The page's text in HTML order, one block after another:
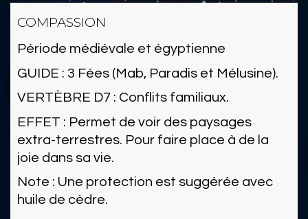
COMPASSION
Période médiévale et égyptienne
GUIDE : 3 Fées (Mab, Paradis et Mélusine).
VERTÈBRE D7 : Conflits familiaux.
EFFET : Permet de voir des paysages
extra-terrestres. Pour faire place à de la
joie dans sa vie.
Note : Une protection est suggérée avec
huile de cèdre.